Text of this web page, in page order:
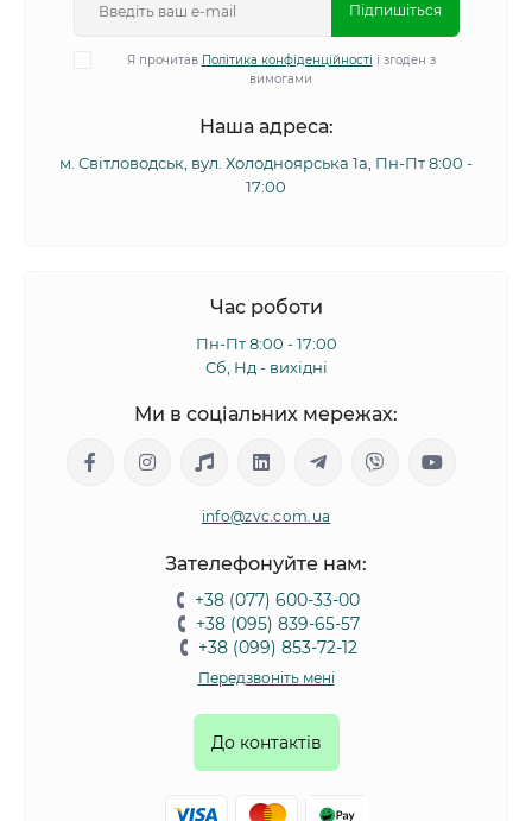
Підпишіться
Я прочитав Політика конфіденційності і згоден з
вимогами
Наша адреса:
м. Світловодськ, вул. Холодноярська 1а, Пн-Пт 8:00 -
17:00
Час роботи
Пн-Пт 8:00 - 17:00
Сб, Нд - вихідні
Ми в соціальних мережах:
info@zvc.com.ua
Зателефонуйте нам:
+38 (077) 600-33-00
+38 (095) 839-65-57
+38 (099) 853-72-12
Передзвоніть мені
До контактів